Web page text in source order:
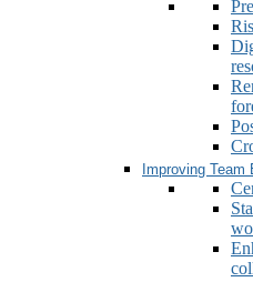
Improving